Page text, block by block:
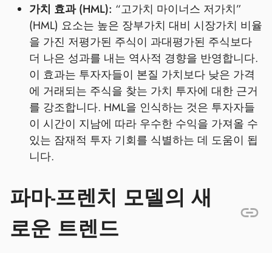
가치 효과 (HML): “고가치 마이너스 저가치”
(HML) 요소는 높은 장부가치 대비 시장가치 비율
을 가진 저평가된 주식이 과대평가된 주식보다
더 나은 성과를 내는 역사적 경향을 반영합니다.
이 효과는 투자자들이 본질 가치보다 낮은 가격
에 거래되는 주식을 찾는 가치 투자에 대한 근거
를 강조합니다. HML을 인식하는 것은 투자자들
이 시간이 지남에 따라 우수한 수익을 가져올 수
있는 잠재적 투자 기회를 식별하는 데 도움이 됩
니다.
파마-프렌치 모델의 새
로운 트렌드